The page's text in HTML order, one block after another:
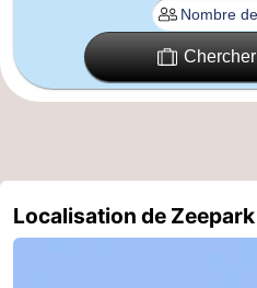
Vlaanderen
-
Cadzand
-
Localisation de